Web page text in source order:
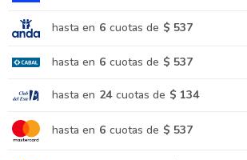
hasta en 6 cuotas de $ 537
hasta en 6 cuotas de $ 537
hasta en 24 cuotas de $ 134
hasta en 6 cuotas de $ 537